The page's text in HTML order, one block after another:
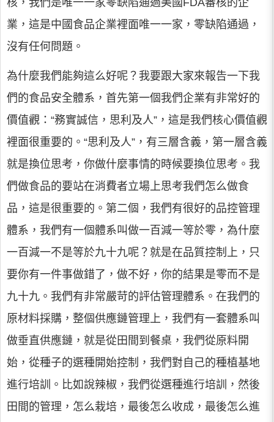
核，我們是唯一一家零缺陷通過美國FDA審核的企
業，這是中國食品企業裡面唯一一家，零缺陷通過，
沒有任何問題。
為什麼我們能夠這么好呢？我要跟大家來報告一下我
們的食品安全體系，首先第一個我們企業有非常好的
價值觀：“務實誠信，思利及人”，這是我們核心價值觀
裡面很重要的。“思利及人”，有三層含義，第一層含義
就是換位思考，你做什麼事情的時候要換位思考。我
們做食品的要站在消費者立場上思考我們怎么做食
品，這是很重要的。第二個，我們有很好的品控管理
體系，我們有一個體系叫做一百減一等於零，為什麼
一百減一不是等於九十九呢？就是在品質控制上，只
要你有一件事做錯了，做不好，你的結果是零而不是
九十九。我們有非常嚴苛的評估管理體系。在我們的
原材料採購，整個供應鏈管理上，我們有一套體系叫
做垂直供應鏈，就是從田間到餐桌，我們從原料開
始，從種子的選種開始控制，我們對自己的種植基地
進行培訓。比如說辣椒，我們從選種進行培訓，然後
田間的管理，怎么栽培，最後怎么收成，最後怎么進